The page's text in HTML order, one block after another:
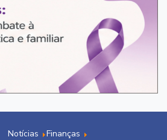
Notícias
Finanças